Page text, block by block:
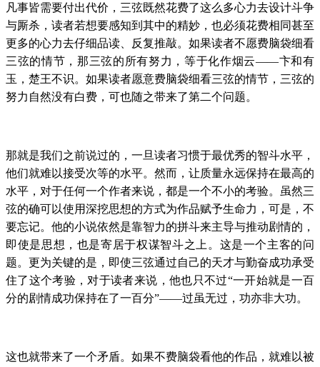
凡事皆需要付出代价，三弦既然花费了这么多心力去设计斗争
与厮杀，读者若想要感知到其中的精妙，也必须花费相同甚至
更多的心力去仔细品读、反复推敲。如果读者不愿费脑袋细看
三弦的情节，那三弦的所有努力，等于化作烟云——卞和有
玉，楚王不识。如果读者愿意费脑袋细看三弦的情节，三弦的
努力自然没有白费，可也随之带来了第二个问题。
那就是我们之前说过的，一旦读者习惯于最优秀的智斗水平，
他们就难以接受次等的水平。然而，让质量永远保持在最高的
水平，对于任何一个作者来说，都是一个不小的考验。虽然三
弦的确可以使用深挖思想的方式为作品赋予生命力，可是，不
要忘记。他的小说依然是靠智力的拼斗来主导与推动剧情的，
即使是思想，也是寄居于权谋智斗之上。这是一个主客的问
题。更为关键的是，即使三弦通过自己的天才与勤奋成功承受
住了这个考验，对于读者来说，他也只不过“一开始就是一百
分的剧情成功保持在了一百分”——过虽无过，功亦非大功。
这也就带来了一个矛盾。如果不费脑袋看他的作品，就难以被